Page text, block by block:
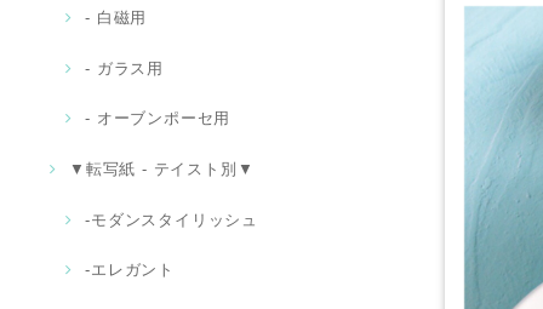
- 白磁用
- ガラス用
- オーブンポーセ用
▼転写紙 - テイスト別▼
-モダンスタイリッシュ
‐エレガント